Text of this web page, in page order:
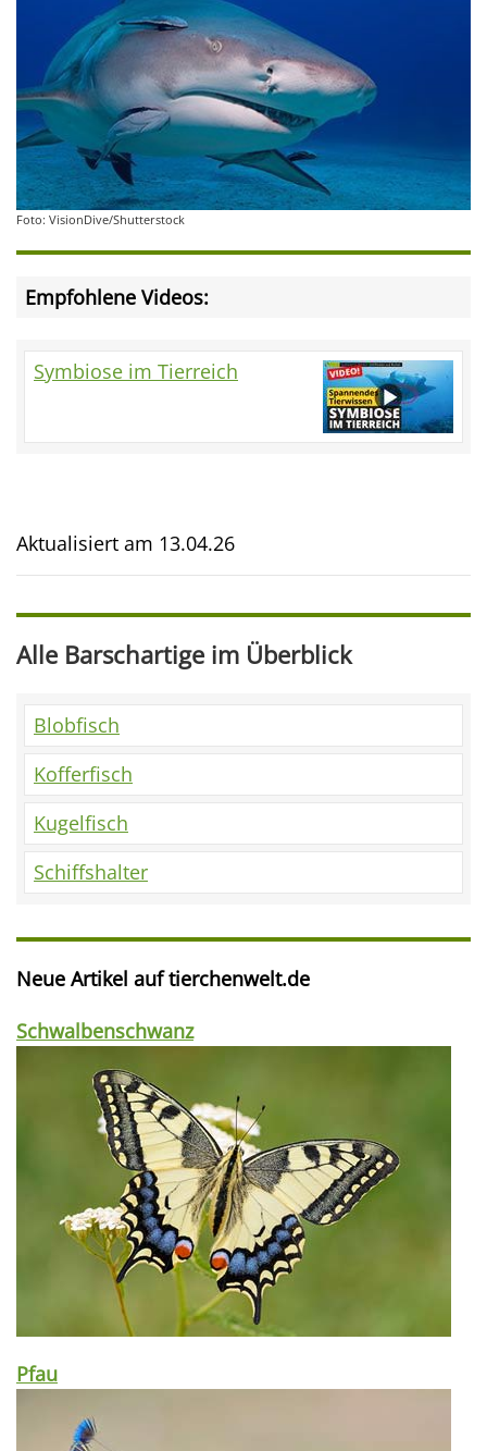
Foto: VisionDive/Shutterstock
Empfohlene Videos:
Symbiose im Tierreich
Aktualisiert am 13.04.26
Alle Barschartige im Überblick
Blobfisch
Kofferfisch
Kugelfisch
Schiffshalter
Neue Artikel auf tierchenwelt.de
Schwalbenschwanz
Pfau